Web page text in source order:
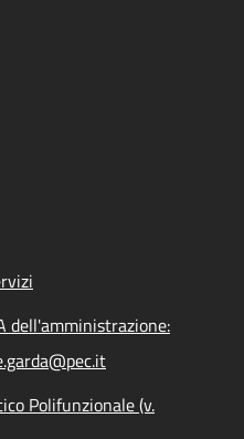
dell'amministrazione:
Polifunzionale (v.